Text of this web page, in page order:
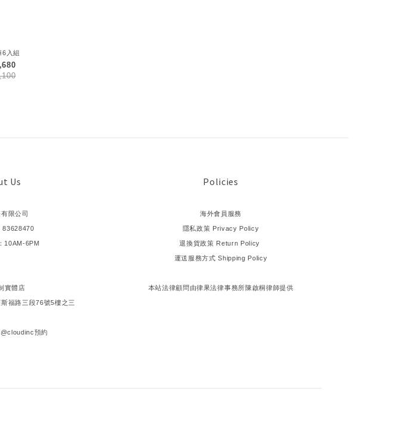
6入組
Us
限公司
83628470
10AM-6PM
實體店
福路三段76號5樓之三
預約
Policies
海外會員服務
隱私政策 Privacy Policy
退換貨政策 Return Policy
運送服務方式 Shipping Policy
本站法律顧問由律果法律事務所陳啟桐律師提供